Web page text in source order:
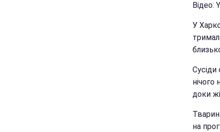
Відео:
У
Сусіди
нічого
доки
на